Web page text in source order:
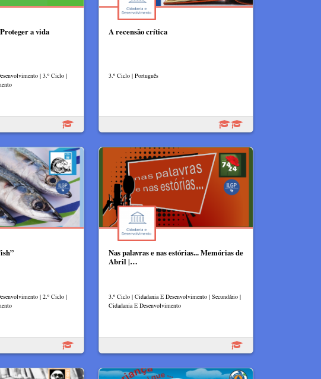
a vida
| 3.º Ciclo |
A recensão crítica
3.º Ciclo | Português
| 2.º Ciclo |
Nas palavras e nas estórias... Memórias de
Abril |…
3.º Ciclo | Cidadania E Desenvolvimento | Secundário |
Cidadania E Desenvolvimento